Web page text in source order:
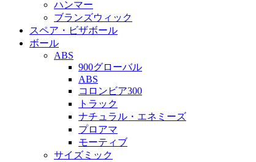
ハンマー
ブランズウィック
スペア・ビザボール
ボール
ABS
900グローバル
ABS
コロンビア300
トラック
ナチュラル・エネミーズ
プロアマ
モーティブ
サイズミック